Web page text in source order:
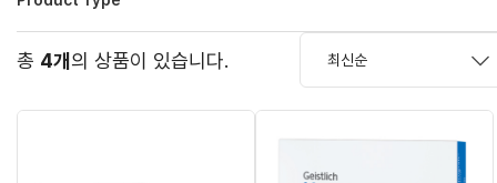
총 4개의 상품이 있습니다.